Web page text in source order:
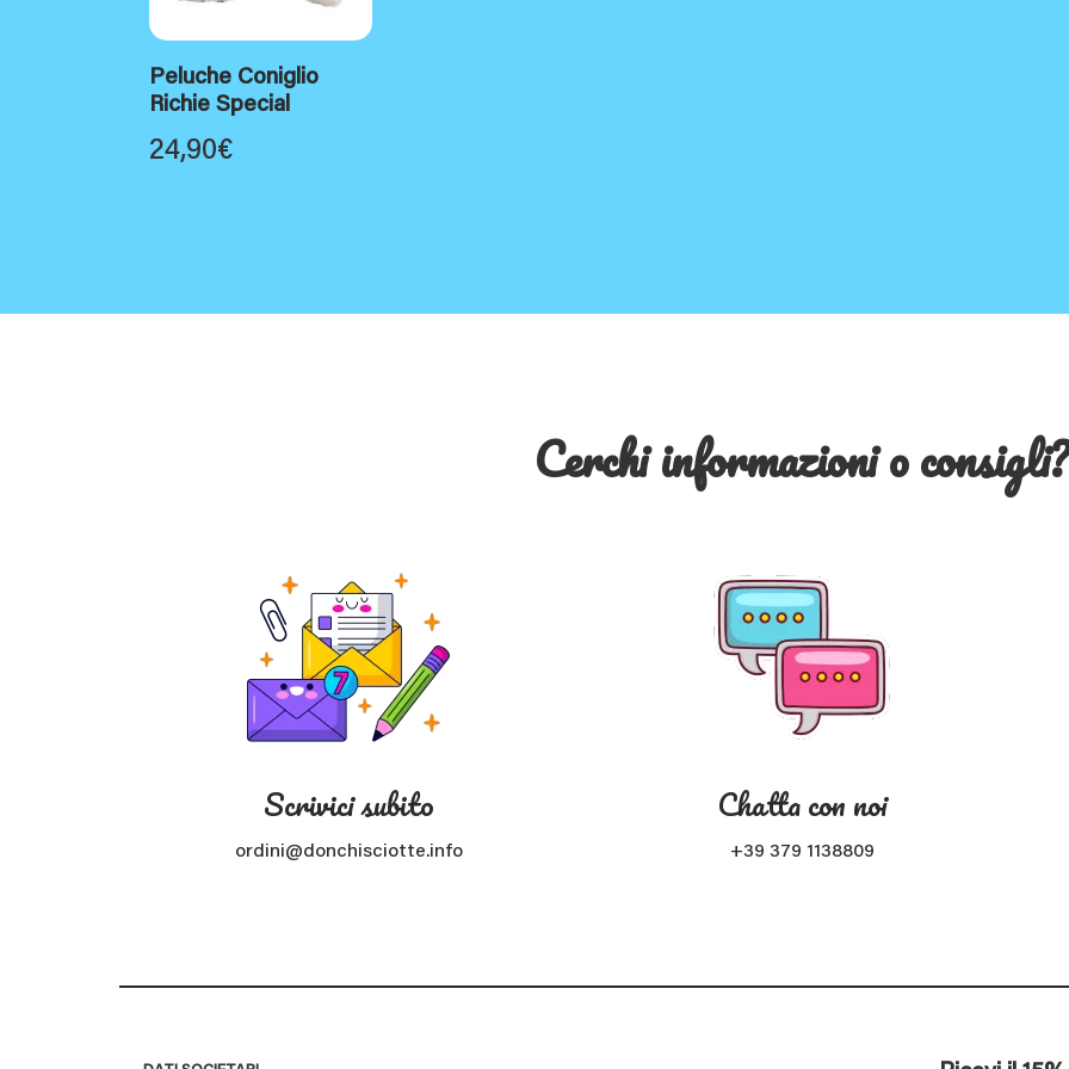
Peluche Coniglio
Richie Special
24,90€
Cerchi informazioni o consigli?
Scrivici subito
ordini@donchisciotte.info
Chatta con noi
+39 379 1138809